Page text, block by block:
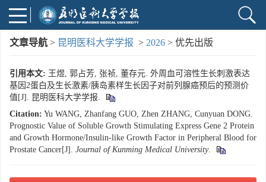
文章导航 > 昆明医科大学学报 > 2026 > 优先出版
引用本文: 王煜, 郭占芳, 张祯, 董存元. 外周血可溶性生长刺激表达
基因2蛋白及生长激素/胰岛素样生长因子对前列腺癌预后的预测价
值[J]. 昆明医科大学学报.
Citation: Yu WANG, Zhanfang GUO, Zhen ZHANG, Cunyuan DONG.
Prognostic Value of Soluble Growth Stimulating Express Gene 2 Protein
and Growth Hormone/Insulin-like Growth Factor in Peripheral Blood for
Prostate Cancer[J]. Journal of Kunming Medical University.